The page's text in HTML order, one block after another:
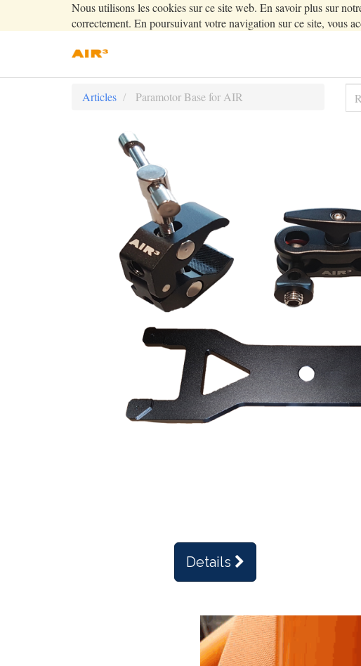
Nous utilisons les cookies sur ce site web. En savoir plus sur
correctement. En poursuivant votre navigation sur ce site, vous
Articles Paramotor Base for AIR
Details